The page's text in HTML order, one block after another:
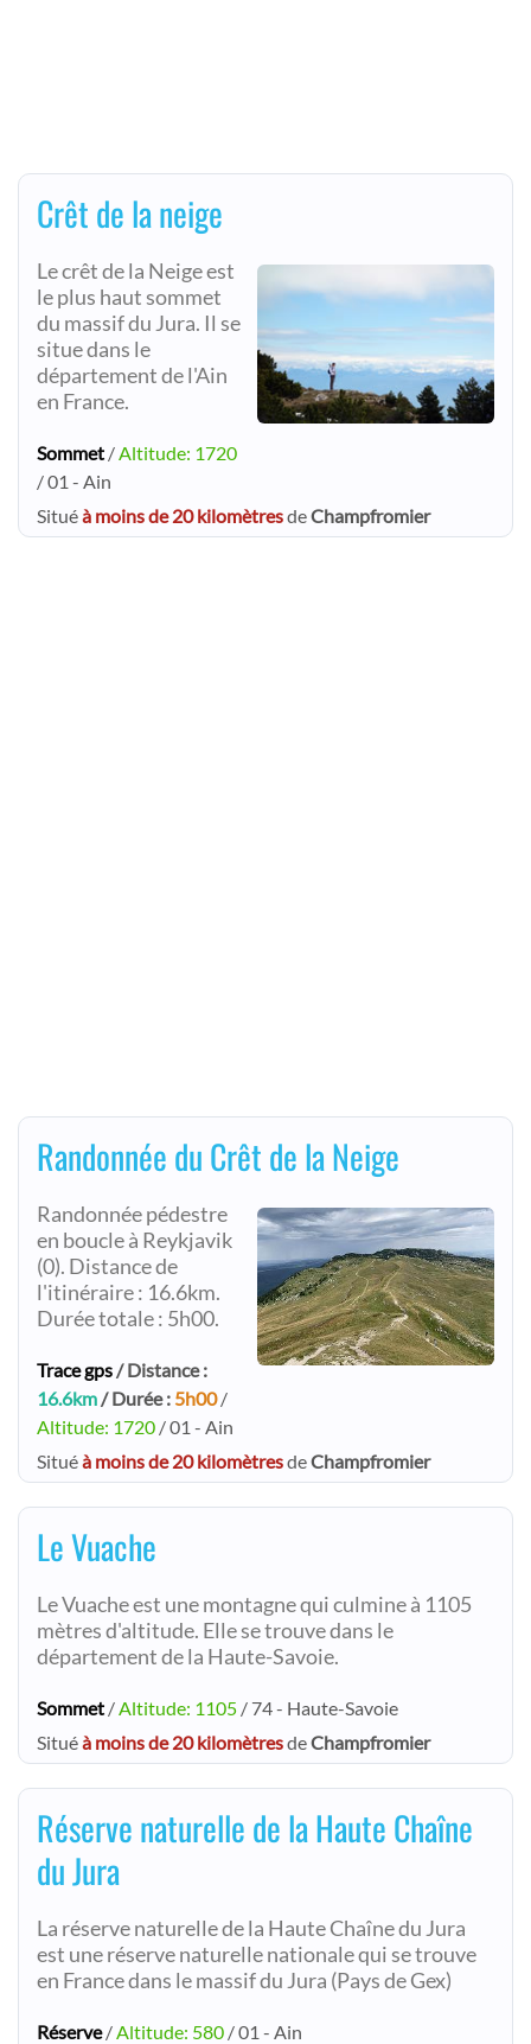
Crêt de la neige
Le crêt de la Neige est
le plus haut sommet
du massif du Jura. Il se
situe dans le
département de l'Ain
en France.
Sommet /Altitude: 1720
/ 01 - Ain
Situéà moins de 20 kilomètresdeChampfromier
Randonnée du Crêt de la Neige
Randonnée pédestre
en boucle à Reykjavik
(0). Distance de
l'itinéraire : 16.6km.
Durée totale : 5h00.
Trace gps/ Distance :
16.6km/ Durée : 5h00/
Altitude: 1720 / 01 - Ain
Situéà moins de 20 kilomètresdeChampfromier
Le Vuache
Le Vuache est une montagne qui culmine à 1105
mètres d'altitude. Elle se trouve dans le
département de la Haute-Savoie.
Sommet /Altitude: 1105 / 74 - Haute-Savoie
Situéà moins de 20 kilomètresdeChampfromier
Réserve naturelle de la Haute Chaîne
du Jura
La réserve naturelle de la Haute Chaîne du Jura
est une réserve naturelle nationale qui se trouve
en France dans le massif du Jura (Pays de Gex)
Réserve/Altitude: 580 / 01 - Ain